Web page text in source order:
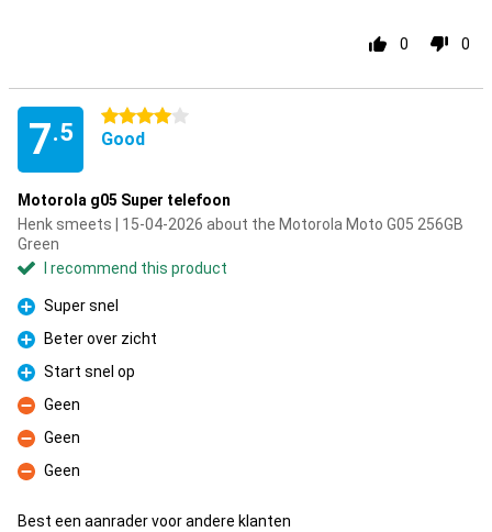
0 0
7.5
4 stars
Good
Motorola g05 Super telefoon
Henk smeets | 15-04-2026 about the Motorola Moto G05 256GB
Green
I recommend this product
Pro
Super snel
Pro
Beter over zicht
Pro
Start snel op
Con
Geen
Con
Geen
Con
Geen
Best een aanrader voor andere klanten